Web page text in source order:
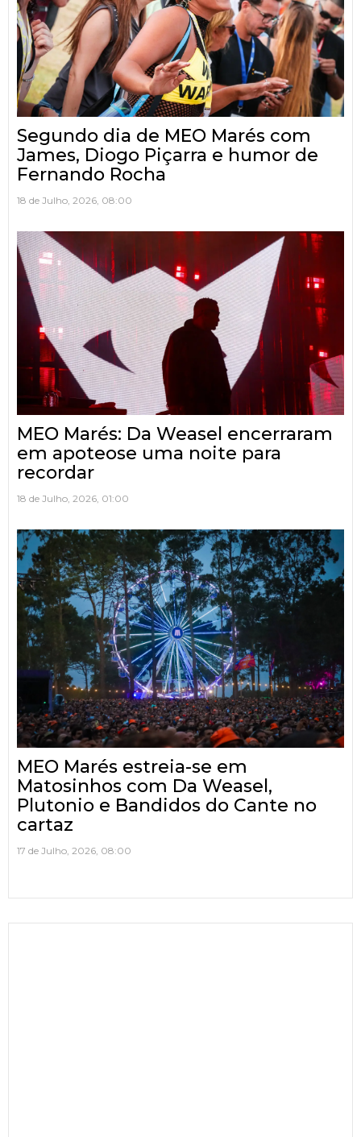
Segundo dia de MEO Marés com
James, Diogo Piçarra e humor de
Fernando Rocha
18 de Julho, 2026, 08:00
MEO Marés: Da Weasel encerraram
em apoteose uma noite para
recordar
18 de Julho, 2026, 01:00
MEO Marés estreia-se em
Matosinhos com Da Weasel,
Plutonio e Bandidos do Cante no
cartaz
17 de Julho, 2026, 08:00